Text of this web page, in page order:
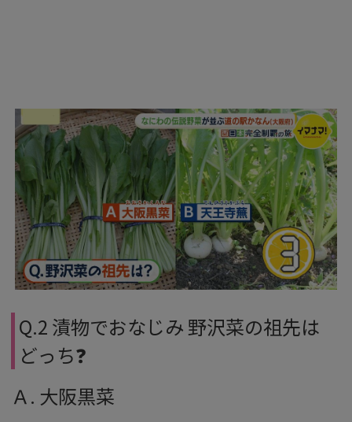
Q.2 漬物でおなじみ 野沢菜の祖先は
どっち❓
Ａ. 大阪黒菜